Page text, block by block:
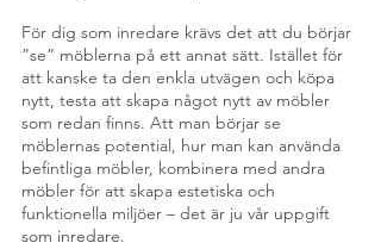
För dig som inredare krävs det att du börjar
”se” möblerna på ett annat sätt. Istället för
att kanske ta den enkla utvägen och köpa
nytt, testa att skapa något nytt av möbler
som redan finns. Att man börjar se
möblernas potential, hur man kan använda
befintliga möbler, kombinera med andra
möbler för att skapa estetiska och
funktionella miljöer – det är ju vår uppgift
som inredare.